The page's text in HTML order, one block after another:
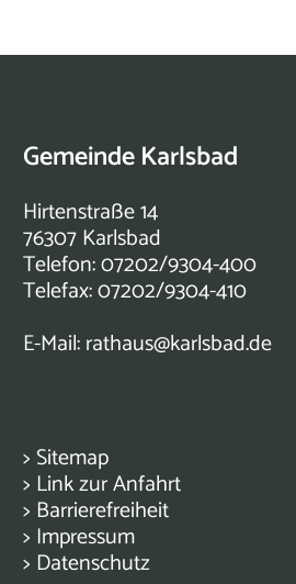
Gemeinde Karlsbad
Hirtenstraße 14
76307 Karlsbad
Telefon: 07202/9304-400
Telefax: 07202/9304-410
E-Mail:rathaus@karlsbad.de
> Sitemap
> Link zur Anfahrt
> Barrierefreiheit
> Impressum
> Datenschutz